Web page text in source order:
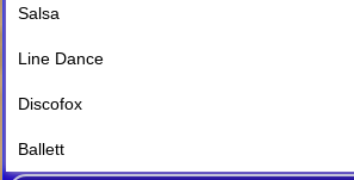
Salsa
Line Dance
Discofox
Ballett